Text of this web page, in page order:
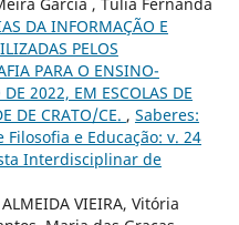
DA INFORMAÇÃO E
PELOS
PARA O ENSINO-
2022, EM ESCOLAS DE
DE CRATO/CE. , Saberes:
e Educação: v. 24
Interdisciplinar de
VIEIRA, Vitória